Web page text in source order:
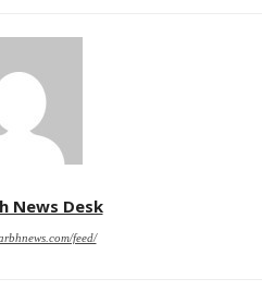
News Desk
feed/